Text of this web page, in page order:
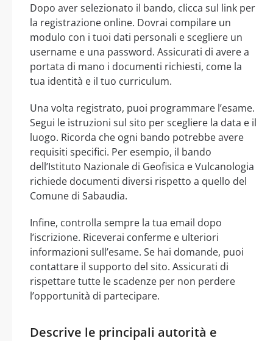
Dopo aver selezionato il bando, clicca sul link per
la registrazione online. Dovrai compilare un
modulo con i tuoi dati personali e scegliere un
username e una password. Assicurati di avere a
portata di mano i documenti richiesti, come la
tua identità e il tuo curriculum.
Una volta registrato, puoi programmare l’esame.
Segui le istruzioni sul sito per scegliere la data e il
luogo. Ricorda che ogni bando potrebbe avere
requisiti specifici. Per esempio, il bando
dell’Istituto Nazionale di Geofisica e Vulcanologia
richiede documenti diversi rispetto a quello del
Comune di Sabaudia.
Infine, controlla sempre la tua email dopo
l’iscrizione. Riceverai conferme e ulteriori
informazioni sull’esame. Se hai domande, puoi
contattare il supporto del sito. Assicurati di
rispettare tutte le scadenze per non perdere
l’opportunità di partecipare.
Descrive le principali autorità e